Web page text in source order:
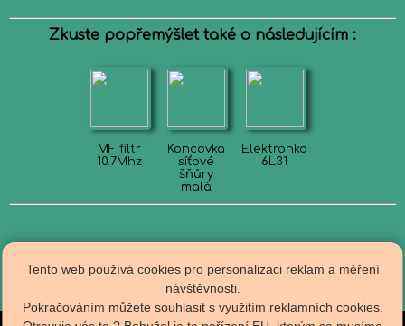
Zkuste popřemýšlet také o následujícím :
MF filtr
10.7Mhz
Koncovka
síťové
šňůry
malá
Elektronka
6L31
Tento web používá cookies pro personalizaci reklam a měření
návštěvnosti.
Pokračováním můžete souhlasit s využitím reklamních cookies.